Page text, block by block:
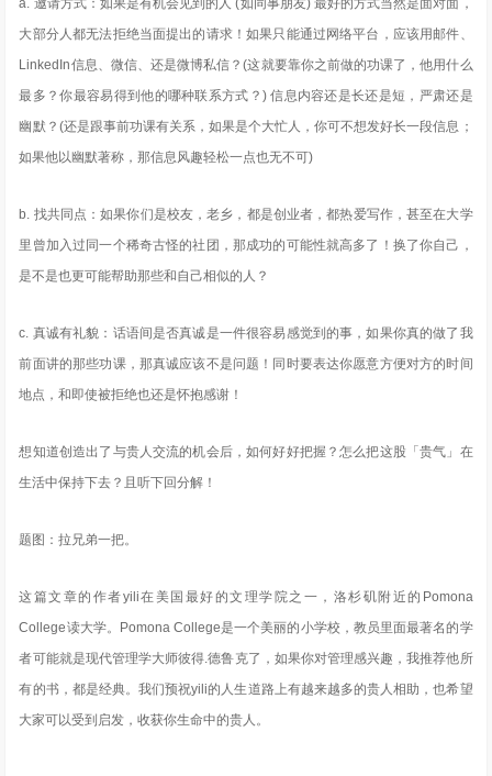
大部分人都无法拒绝当面提出的请求！如果只能通过网络平台，应该用邮件、
LinkedIn信息、微信、还是微博私信？(这就要靠你之前做的功课了，他用什么
最多？你最容易得到他的哪种联系方式？) 信息内容还是长还是短，严肃还是
幽默？(还是跟事前功课有关系，如果是个大忙人，你可不想发好长一段信息；
如果他以幽默著称，那信息风趣轻松一点也无不可)
b. 找共同点：如果你们是校友，老乡，都是创业者，都热爱写作，甚至在大学
里曾加入过同一个稀奇古怪的社团，那成功的可能性就高多了！换了你自己，
是不是也更可能帮助那些和自己相似的人？
c. 真诚有礼貌：话语间是否真诚是一件很容易感觉到的事，如果你真的做了我
前面讲的那些功课，那真诚应该不是问题！同时要表达你愿意方便对方的时间
地点，和即使被拒绝也还是怀抱感谢！
想知道创造出了与贵人交流的机会后，如何好好把握？怎么把这股「贵气」在
生活中保持下去？且听下回分解！
题图：拉兄弟一把。
这篇文章的作者yili在美国最好的文理学院之一，洛杉矶附近的Pomona
College读大学。Pomona College是一个美丽的小学校，教员里面最著名的学
者可能就是现代管理学大师彼得.德鲁克了，如果你对管理感兴趣，我推荐他所
有的书，都是经典。我们预祝yili的人生道路上有越来越多的贵人相助，也希望
大家可以受到启发，收获你生命中的贵人。